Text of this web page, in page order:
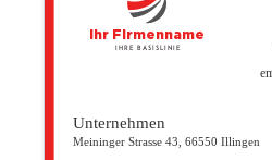
Unternehmen
Meininger Strasse 43, 66550 Illingen
Ihr Firmenname
Ihre Basislinie